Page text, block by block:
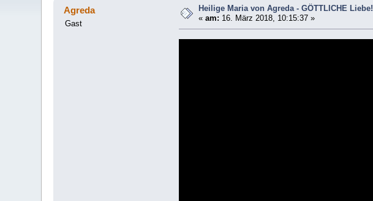
Agreda
Gast
Heilige Maria von Agreda - GÖTTLICHE Liebe!
«am: 16. März 2018, 10:15:37 »